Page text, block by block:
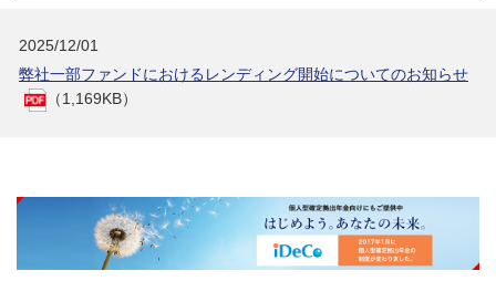
2025/12/01
弊社一部ファンドにおけるレンディング開始についてのお知らせ
（1,169KB）